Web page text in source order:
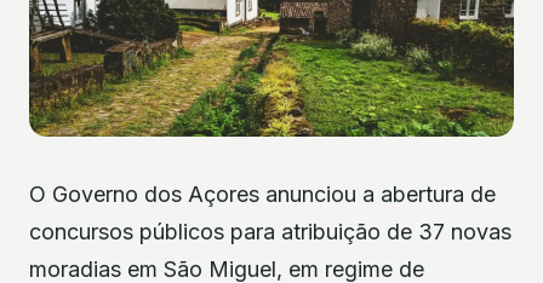
O Governo dos Açores anunciou a abertura de
concursos públicos para atribuição de 37 novas
moradias em São Miguel, em regime de